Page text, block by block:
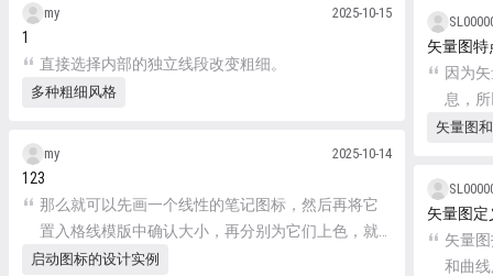
my 2025-10-15
1
直接选择内部的独立线段改变粗细。
多种粗细风格
my 2025-10-14
123
那么就可以先画一个线性的笔记图标，然后再将它
置入格线模版中确认大小，再分别为它们上色，就
可以完成设计了。
启动图标的设计实例
矢量图
因为
息，
大多
矢量图
矢量图定
矢量
和曲